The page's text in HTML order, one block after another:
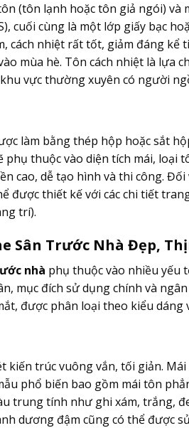
(tôn lạnh hoặc tôn giả ngói) và
cuối cùng là một lớp giấy bạc
cách nhiệt rất tốt, giảm đáng kể
mùa hè. Tôn cách nhiệt là lựa
vực thường xuyên có người
làm bằng thép hộp hoặc sắt
phụ thuộc vào diện tích mái, loại
cao, dễ tạo hình và thi công.
được thiết kế với các chi tiết
trí).
Sân Trước Nhà Đẹp,
nhà phụ thuộc vào nhiều yếu
mục đích sử dụng chính và
được phân loại theo kiểu dáng
trúc vuông vắn, tối giản.
phổ biến bao gồm mái tôn
trung tính như ghi xám, trắng,
dương đậm cũng có thể được